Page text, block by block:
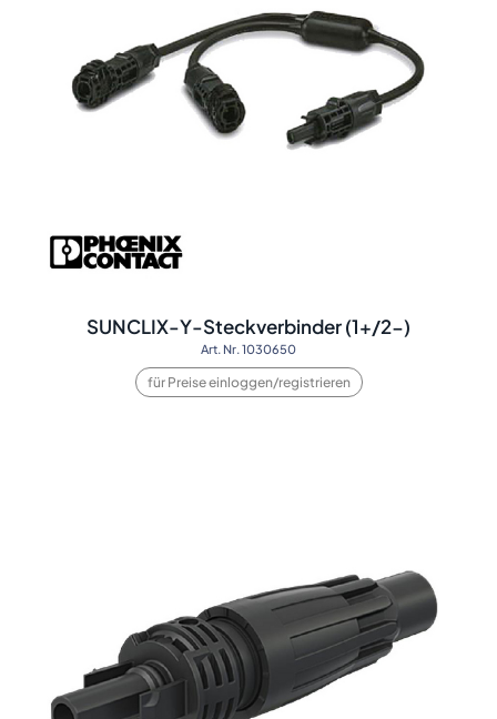
SUNCLIX-Y-Steckverbinder (1+/2-)
Art. Nr. 1030650
für Preise einloggen/registrieren